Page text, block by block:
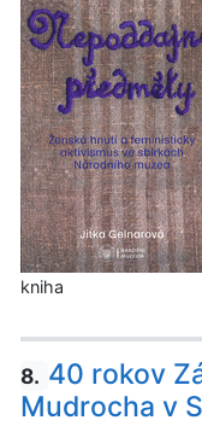
kniha
8. 40 rokov
Mudrocha v